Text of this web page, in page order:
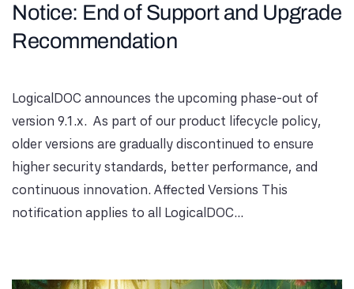
Notice: End of Support and Upgrade
Recommendation
LogicalDOC announces the upcoming phase-out of
version 9.1.x. As part of our product lifecycle policy,
older versions are gradually discontinued to ensure
higher security standards, better performance, and
continuous innovation. Affected Versions This
notification applies to all LogicalDOC...